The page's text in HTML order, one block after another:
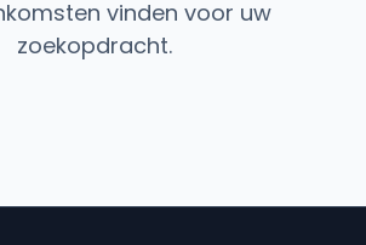
vinden voor uw
zoekopdracht.